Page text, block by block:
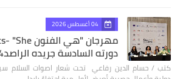
04 أغسطس 2026
دورته السادسة جريده الراصد24
كتب / حسام الدين رفاعي تحت شعار اصوات السلام